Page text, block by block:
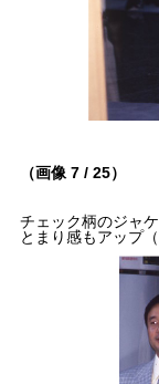
（画像 7 / 25）
チェック柄のジャ
とまり感もアップ